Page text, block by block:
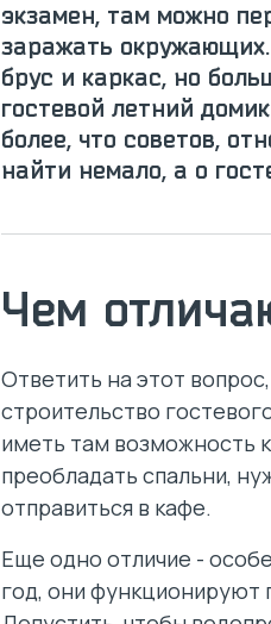
экзамен, там можно
заражать
брус и каркас, но
гостевой летний
более, что советов,
найти немало, а о
Чем
Ответить на этот
строительство
иметь там возможность
преобладать спальни,
отправиться в кафе.
Еще одно отличие -
год, они функционируют